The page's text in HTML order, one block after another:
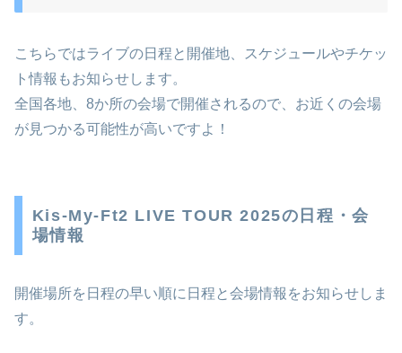
こちらではライブの日程と開催地、スケジュールやチケッ
ト情報もお知らせします。
全国各地、8か所の会場で開催されるので、お近くの会場
が見つかる可能性が高いですよ！
Kis-My-Ft2 LIVE TOUR 2025の日程・会
場情報
開催場所を日程の早い順に日程と会場情報をお知らせしま
す。